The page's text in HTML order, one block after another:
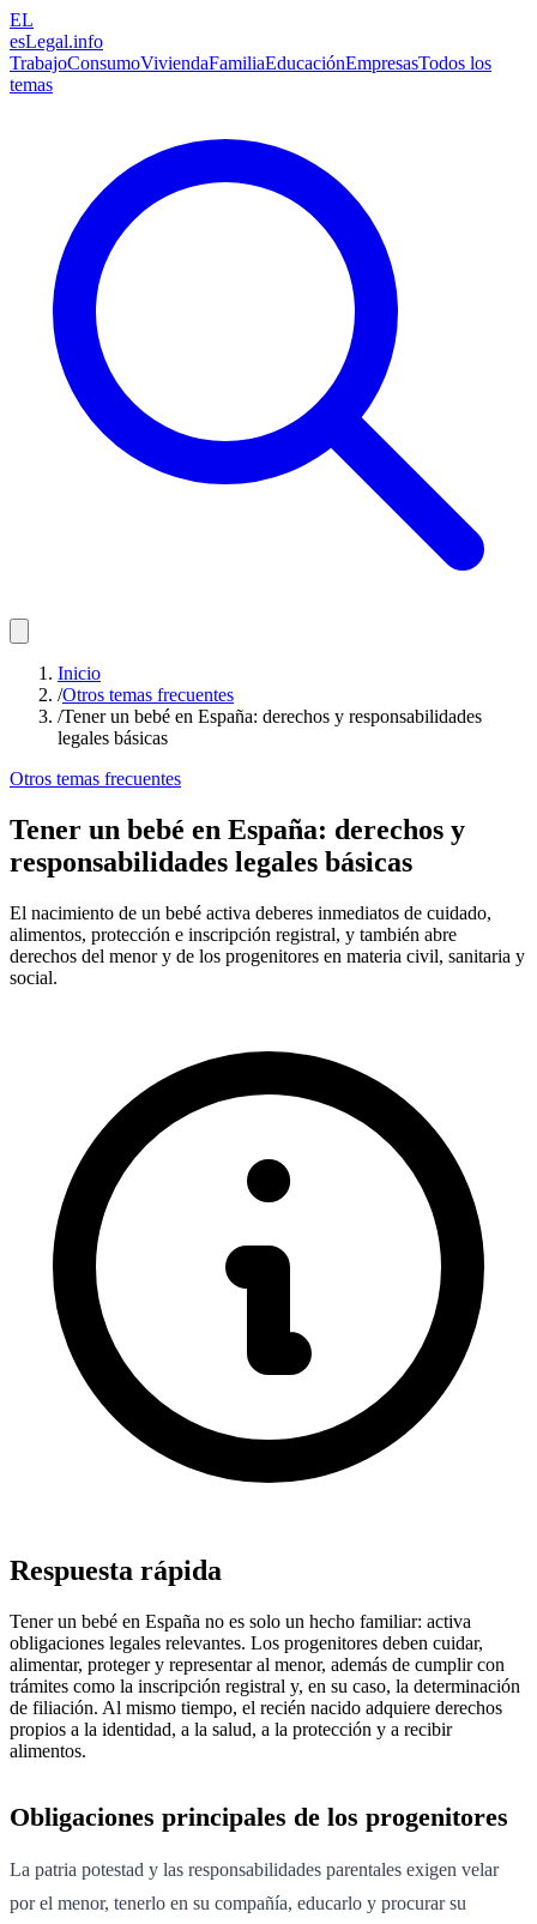
EL
esLegal.info
TrabajoConsumoViviendaFamiliaEducaciónEmpresasTodos los
temas
Inicio
/Otros temas frecuentes
/Tener un bebé en España: derechos y responsabilidades
legales básicas
Otros temas frecuentes
Tener un bebé en España: derechos y
responsabilidades legales básicas
El nacimiento de un bebé activa deberes inmediatos de cuidado,
alimentos, protección e inscripción registral, y también abre
derechos del menor y de los progenitores en materia civil, sanitaria y
social.
Respuesta rápida
Tener un bebé en España no es solo un hecho familiar: activa
obligaciones legales relevantes. Los progenitores deben cuidar,
alimentar, proteger y representar al menor, además de cumplir con
trámites como la inscripción registral y, en su caso, la determinación
de filiación. Al mismo tiempo, el recién nacido adquiere derechos
propios a la identidad, a la salud, a la protección y a recibir
alimentos.
Obligaciones principales de los progenitores
La patria potestad y las responsabilidades parentales exigen velar
por el menor, tenerlo en su compañía, educarlo y procurar su